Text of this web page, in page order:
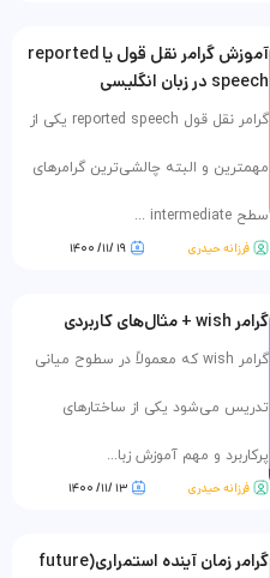
آموزش گرامر نقل قول یا reported
speech در زبان انگلیسی
گرامر نقل قول reported speech یکی از
مهمترین و البته چالشی‌ترین گرامرهای
سطح intermediate ...
فرزانه حیدری ۱۹ /۱۱/ ۱۴۰۰
گرامر wish + مثال‌های کاربردی
گرامر wish که معمولاً در سطوح میانی
تدریس می‌شود یکی از ساختارهای
پرکاربرد و مهم آموزش زبا...
فرزانه حیدری ۱۳ /۱۱/ ۱۴۰۰
گرامر زمان آینده استمراری(future